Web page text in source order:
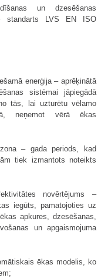
un dzesēšanas
standarts LVS EN ISO
enerģija – aprēķinātā
sistēmai jāpiegādā
tās, lai uzturētu vēlamo
neņemot vērā ēkas
– gada periods, kad
tiek izmantots noteikts
novērtējums –
iegūts, pamatojoties uz
apkures, dzesēšanas,
un apgaismojuma
ēkas modelis, ko